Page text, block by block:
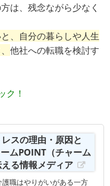
は、残念ながら少なく
、自分の暮らしや人生
他社への転職を検討す
ク！
スの理由・原因と
ムPOINT（チャーム
る情報メディア
護職はやりがいがある一方